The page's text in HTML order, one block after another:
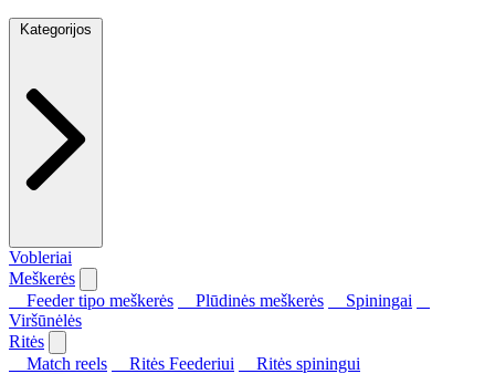
Kategorijos
Vobleriai
Meškerės
Feeder tipo meškerės
Plūdinės meškerės
Spiningai
Viršūnėlės
Ritės
Match reels
Ritės Feederiui
Ritės spiningui